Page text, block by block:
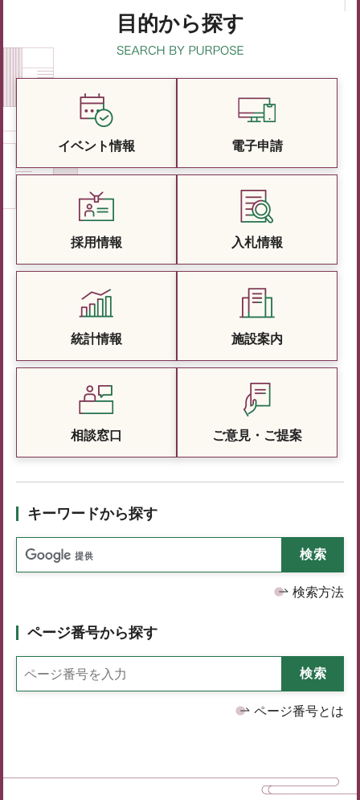
目的から探す
イベント情報 電子申請
採用情報 入札情報
統計情報 施設案内
相談窓口 ご意見・ご提案
キーワードから探す
検索方法
ページ番号から探す
ページ番号とは